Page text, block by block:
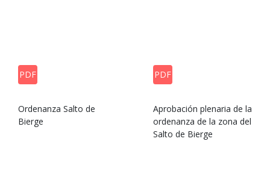
PDF
Ordenanza Salto de
Bierge
PDF
Aprobación plenaria de la
ordenanza de la zona del
Salto de Bierge